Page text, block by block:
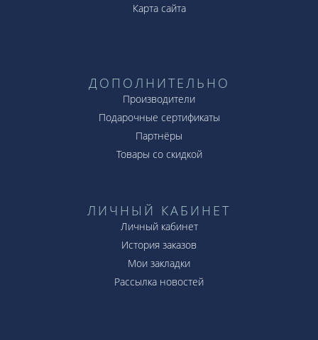
Карта сайта
ДОПОЛНИТЕЛЬНО
Производители
Подарочные сертификаты
Партнёры
Товары со скидкой
ЛИЧНЫЙ КАБИНЕТ
Личный кабинет
История заказов
Мои закладки
Рассылка новостей